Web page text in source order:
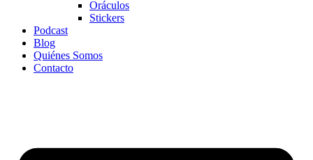
Oráculos
Stickers
Podcast
Blog
Quiénes Somos
Contacto